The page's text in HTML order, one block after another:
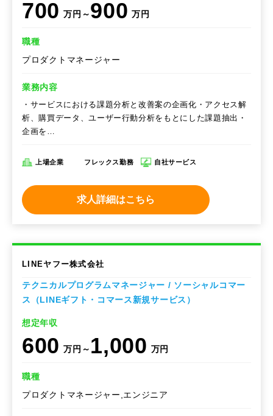
700 万円～900 万円
職種
プロダクトマネージャー
業務内容
・サービスにおける課題分析と改善案の企画化・アクセス解
析、購買データ、ユーザー行動分析をもとにした課題抽出・
企画を…
上場企業 フレックス勤務 自社サービス
求人詳細はこちら
LINEヤフー株式会社
テクニカルプログラムマネージャー / ソーシャルコマー
ス（LINEギフト・コマース新規サービス）
想定年収
600 万円～ 1,000 万円
職種
プロダクトマネージャー,エンジニア